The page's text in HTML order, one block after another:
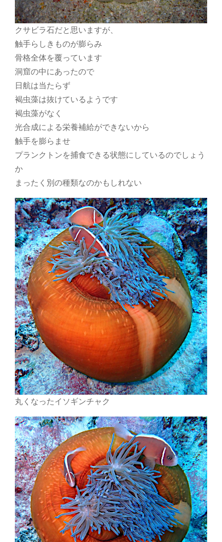
クサビラ石だと思いますが、
触手らしきものが膨らみ
骨格全体を覆っています
洞窟の中にあったので
日航は当たらず
褐虫藻は抜けているようです
褐虫藻がなく
光合成による栄養補給ができないから
触手を膨らませ
プランクトンを捕食できる状態にしているのでしょう
か
まったく別の種類なのかもしれない
丸くなったイソギンチャク